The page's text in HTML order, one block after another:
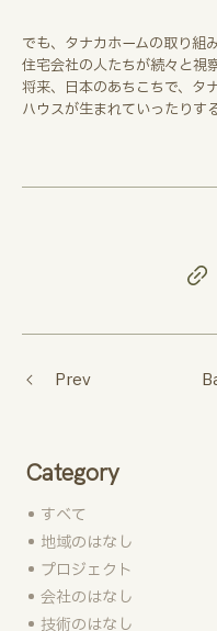
でも、タナカホームの取り組
住宅会社の人たちが続々と視
将来、日本のあちこちで、タ
ハウスが生まれていったりす
Prev
Category
すべて
地域のはなし
プロジェクト
会社のはなし
技術のはなし